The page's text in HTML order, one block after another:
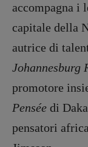
accompagna i
capitale della
autrice di
Johannesburg
promotore
Pensée di
pensatori